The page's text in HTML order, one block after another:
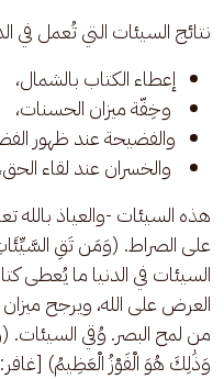
نتائج السيئات التي تُعمل في
إعطاء الكتاب بالشمال،
وخِفّة ميزان الحسنات،
والفضيحة عند ظهور
والخسران عند لقاء الحق،
هذه السيئات -والعياذ بالله
على الصراط. (وَمَن تَقِ
السيئات في الدنيا ما يُعطى
العرض على الله، ويرجح
من لمح البصر. وُقي
وَذَٰلِكَ هُوَ الْفَوْزُ الْعَظِيمُ) [غافر:9].